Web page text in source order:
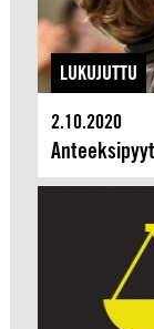
LUKUJUTTU
2.10.2020